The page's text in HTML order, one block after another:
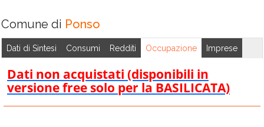
Casalserugo
Castelbaldo
Cervarese Santa
Croce
Cinto Euganeo
Cittadella
Padova
Pernumia
Piazzola sul
Brenta
Trebaseleghe
Tribano
Urbana
Veggiano
Vescovana
Comune di Ponso
Dati di Sintesi Consumi Redditi Occupazione Imprese
Dati non acquistati (disponibili in
versione free solo per la BASILICATA)